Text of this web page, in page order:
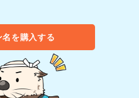
名を購入する